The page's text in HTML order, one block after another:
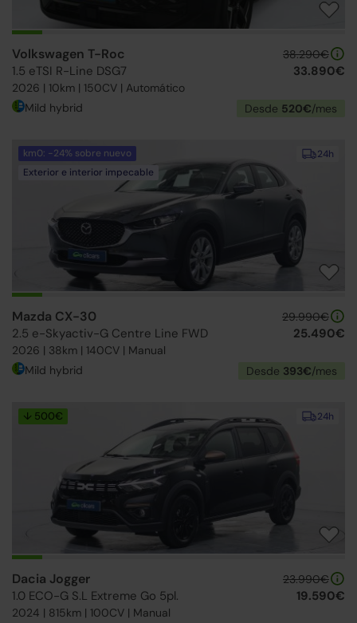
Volkswagen T-Roc
1.5 eTSI R-Line DSG7
2026 | 10km | 150CV | Automático
38.290€
33.890€
Mild hybrid Desde 520€/mes
24h
km0: -24% sobre nuevo
Exterior e interior impecable
Mazda CX-30
2.5 e-Skyactiv-G Centre Line FWD
2026 | 38km | 140CV | Manual
29.990€
25.490€
Mild hybrid Desde 393€/mes
24h
↓ 500€
Dacia Jogger
1.0 ECO-G S.L Extreme Go 5pl.
2024 | 815km | 100CV | Manual
23.990€
19.590€